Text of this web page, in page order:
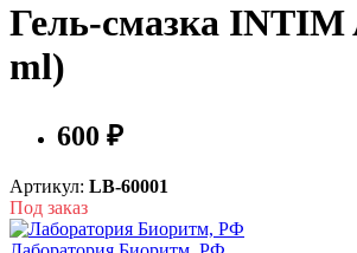
Гель-смазка INTIM
ml)
600 ₽
Артикул: LB-60001
Под заказ